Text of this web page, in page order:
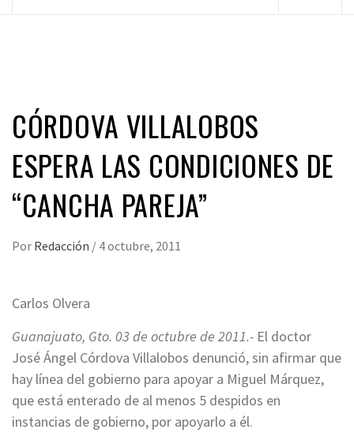
CÓRDOVA VILLALOBOS
ESPERA LAS CONDICIONES DE
“CANCHA PAREJA”
Por Redacción / 4 octubre, 2011
Carlos Olvera
Guanajuato, Gto. 03 de octubre de 2011.- El doctor
José Ángel Córdova Villalobos denunció, sin afirmar que
hay línea del gobierno para apoyar a Miguel Márquez,
que está enterado de al menos 5 despidos en
instancias de gobierno, por apoyarlo a él.